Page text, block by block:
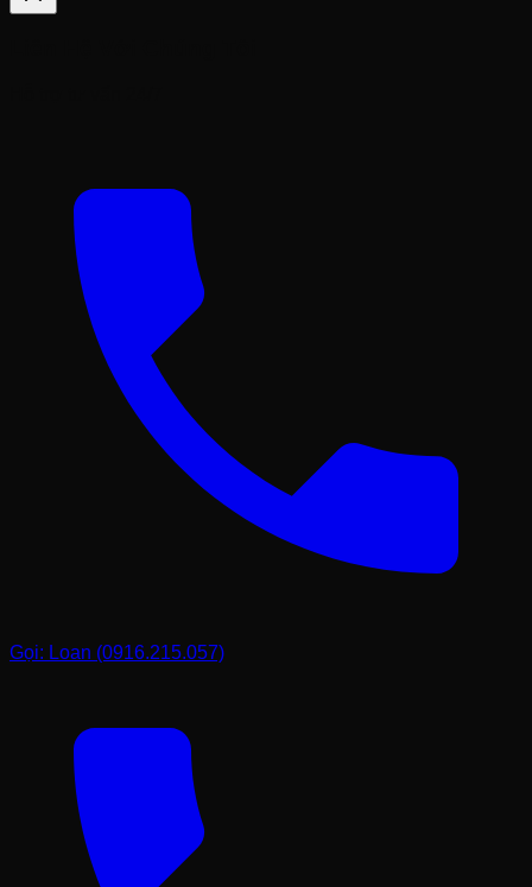
Gọi: Loan (0916.215.057)